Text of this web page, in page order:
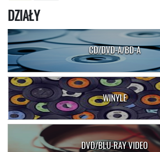
DZIAŁY
CD/DVD-A/BD-A
WINYLE
DVD/BLU-RAY VIDEO